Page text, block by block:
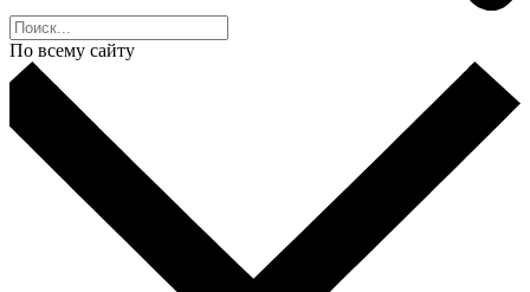
По всему сайту